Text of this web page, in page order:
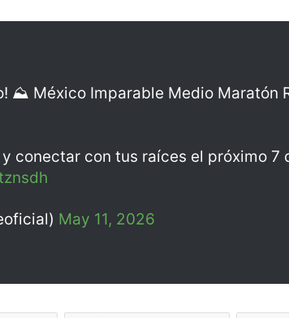
⛰️ México Imparable Medio Maratón
conectar con tus raíces el próximo 7
May 11, 2026